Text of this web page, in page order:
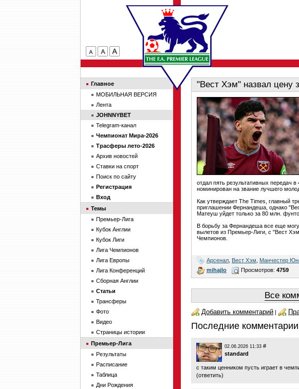
"Вест Хэм" назвал
отдал пять результативных передач
номинирован на звание лучшего
Как утверждает The Times, главный
приглашении Фернандеша, однако
Матеуш уйдет только за 80 млн.
В борьбу за Фернандеша все еще
вылетов из Премьер-Лиги, с "Вест
Чемпионов.
Арсенал Вест Хэм Манчестер
mihajlo
Просмотров: 4759
Все
Добавить комментарий |
Последние
02.06.2026 11:33 #
standard
с таким ценником пусть играет в
(ответить)
Главное
МОБИЛЬНАЯ ВЕРСИЯ
Лента
JOHNNYBET
Telegram-канал
Чемпионат Мира-2026
Трасферы лето-2026
Архив новостей
Ставки на спорт
Поиск по сайту
Регистрация
Вход
Темы
Премьер-Лига
Кубок Англии
Кубок Лиги
Лига Чемпионов
Лига Европы
Лига Конференций
Сборная Англии
Статьи
Трансферы
Фото
Видео
Страницы истории
Премьер-Лига
Результаты
Расписание
Таблица
Дни Рождения